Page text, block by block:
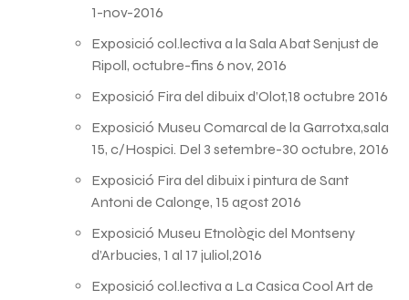
1-nov-2016
Exposició col.lectiva a la Sala Abat Senjust de
Ripoll, octubre-fins 6 nov, 2016
Exposició Fira del dibuix d’Olot,18 octubre 2016
Exposició Museu Comarcal de la Garrotxa,sala
15, c/Hospici. Del 3 setembre-30 octubre, 2016
Exposició Fira del dibuix i pintura de Sant
Antoni de Calonge, 15 agost 2016
Exposició Museu Etnològic del Montseny
d’Arbucies, 1 al 17 juliol,2016
Exposició col.lectiva a La Casica Cool Art de